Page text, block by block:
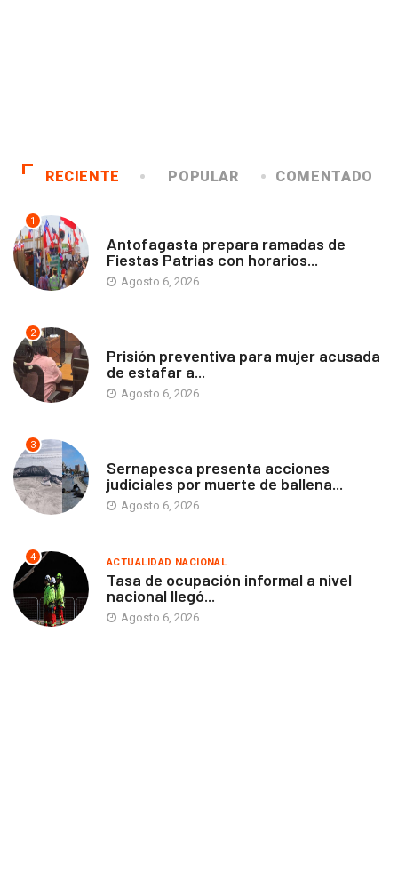
RECIENTE POPULAR COMENTADO
1
Antofagasta prepara ramadas de
Fiestas Patrias con horarios...
Agosto 6, 2026
2
Prisión preventiva para mujer acusada
de estafar a...
Agosto 6, 2026
3
Sernapesca presenta acciones
judiciales por muerte de ballena...
Agosto 6, 2026
4 ACTUALIDAD NACIONAL
Tasa de ocupación informal a nivel
nacional llegó...
Agosto 6, 2026